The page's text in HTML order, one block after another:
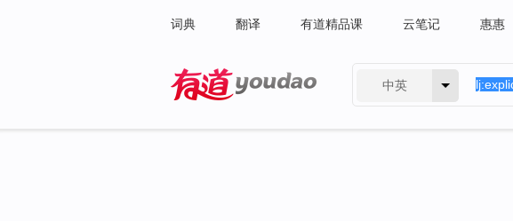
词典 翻译 有道精品课 云笔记 惠惠
中英